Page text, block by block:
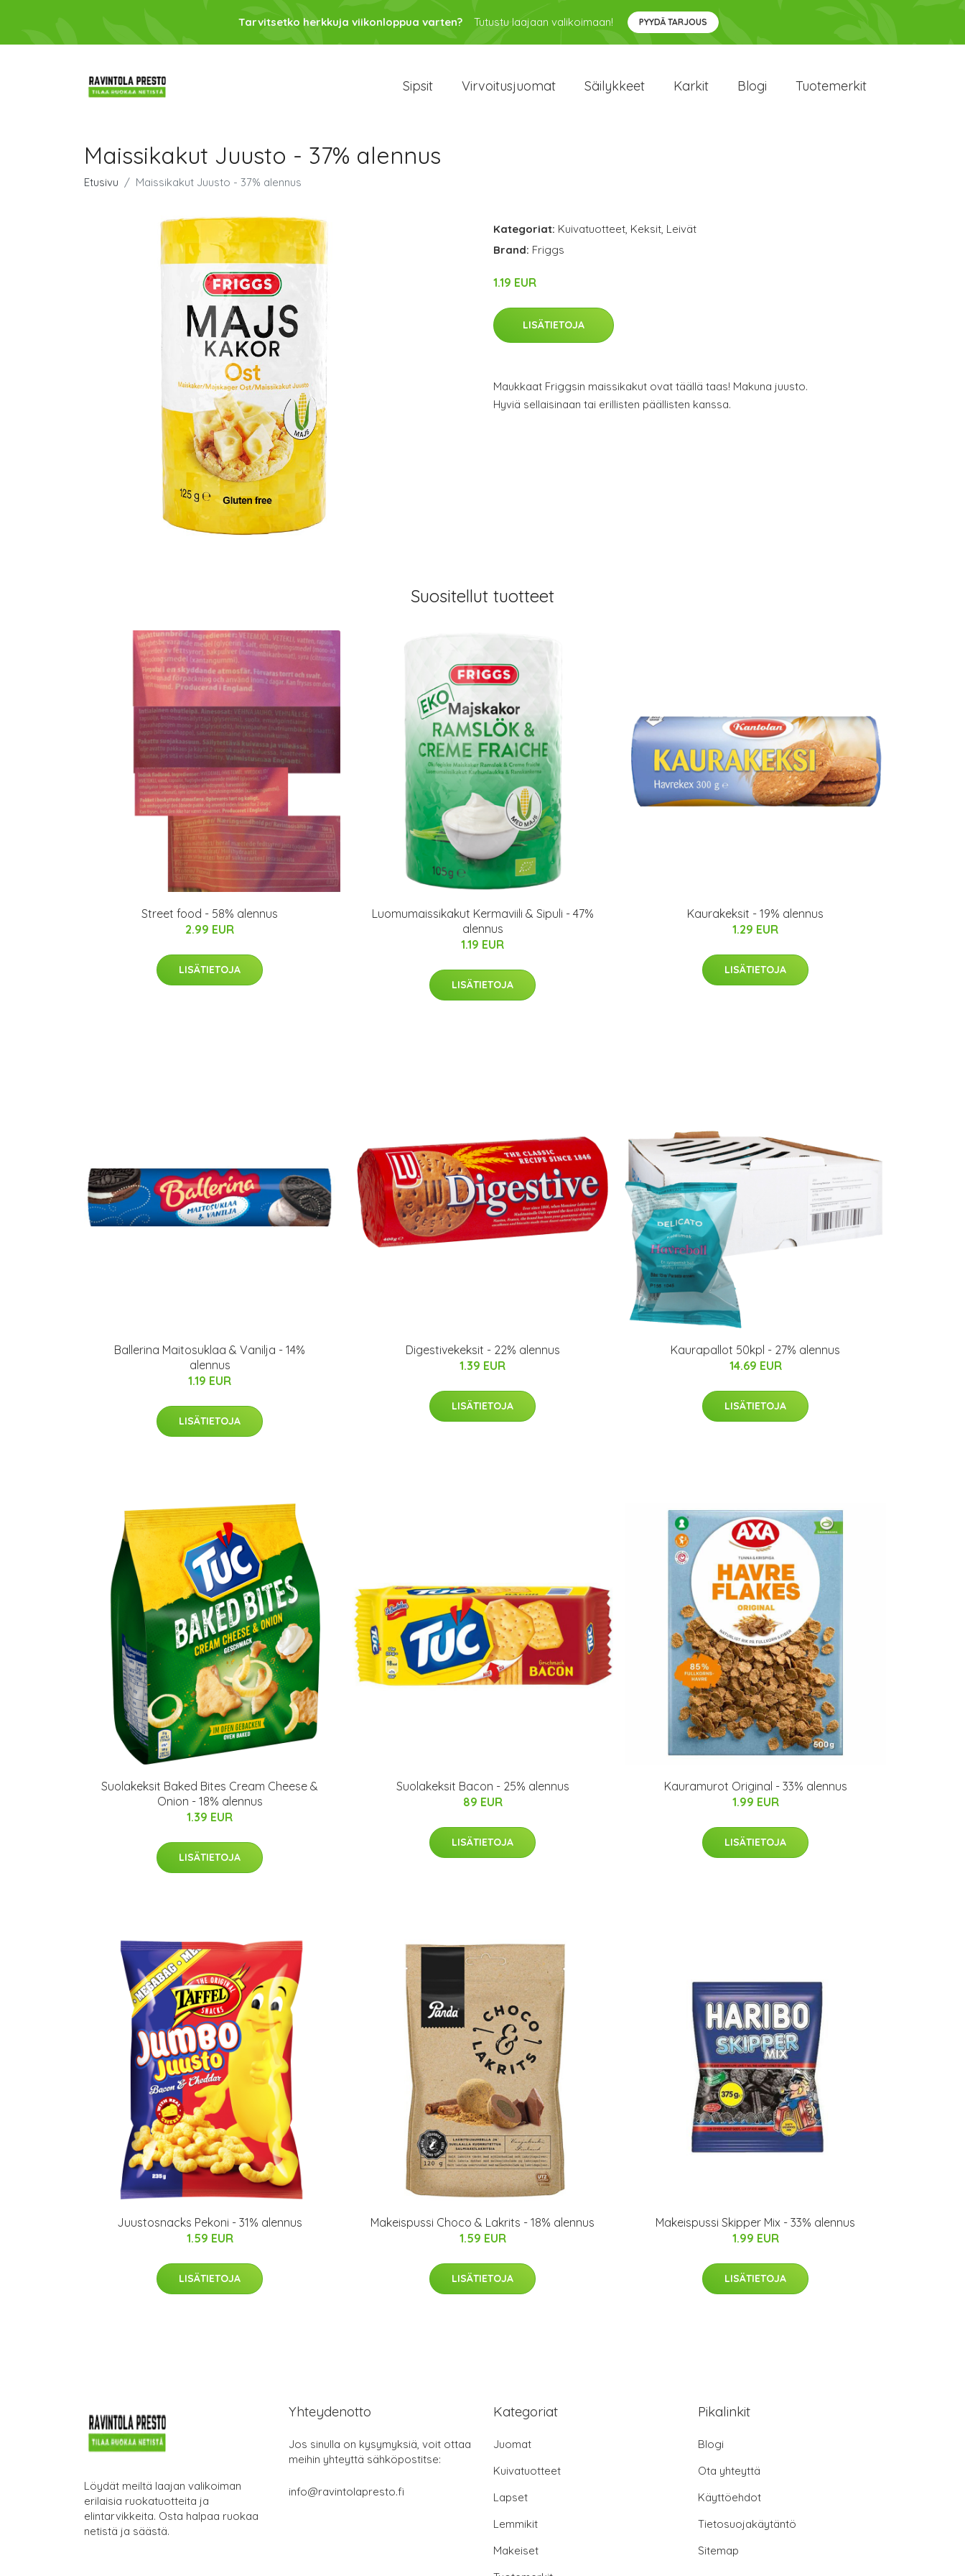
Tarvitsetko herkkuja viikonloppua varten? Tutustu laajaan valikoimaan! PYYDÄ TARJOUS
Sipsit Virvoitusjuomat Säilykkeet Karkit Blogi Tuotemerkit
Maissikakut Juusto - 37% alennus
Etusivu Maissikakut Juusto - 37% alennus
Kategoriat: Kuivatuotteet, Keksit, Leivät
Brand: Friggs
1.19 EUR
LISÄTIETOJA
Maukkaat Friggsin maissikakut ovat täällä taas! Makuna juusto.
Hyviä sellaisinaan tai erillisten päällisten kanssa.
Suositellut tuotteet
Street food - 58% alennus
2.99 EUR
LISÄTIETOJA
Luomumaissikakut Kermaviili & Sipuli - 47%
alennus
1.19 EUR
LISÄTIETOJA
Kaurakeksit - 19% alennus
1.29 EUR
LISÄTIETOJA
Ballerina Maitosuklaa & Vanilja - 14%
alennus
1.19 EUR
LISÄTIETOJA
Digestivekeksit - 22% alennus
1.39 EUR
LISÄTIETOJA
Kaurapallot 50kpl - 27% alennus
14.69 EUR
LISÄTIETOJA
Suolakeksit Baked Bites Cream Cheese &
Onion - 18% alennus
1.39 EUR
LISÄTIETOJA
Suolakeksit Bacon - 25% alennus
89 EUR
LISÄTIETOJA
Kauramurot Original - 33% alennus
1.99 EUR
LISÄTIETOJA
Juustosnacks Pekoni - 31% alennus
1.59 EUR
LISÄTIETOJA
Makeispussi Choco & Lakrits - 18% alennus
1.59 EUR
LISÄTIETOJA
Makeispussi Skipper Mix - 33% alennus
1.99 EUR
LISÄTIETOJA
Löydät meiltä laajan valikoiman
erilaisia ruokatuotteita ja
elintarvikkeita. Osta halpaa ruokaa
netistä ja säästä.
Yhteydenotto
Jos sinulla on kysymyksiä, voit ottaa
meihin yhteyttä sähköpostitse:
info@ravintolapresto.fi
Kategoriat
Juomat
Kuivatuotteet
Lapset
Lemmikit
Makeiset
Pikalinkit
Blogi
Ota yhteyttä
Käyttöehdot
Tietosuojakäytäntö
Sitemap